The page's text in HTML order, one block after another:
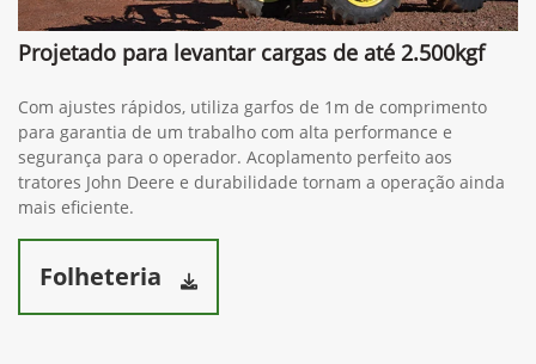
Projetado para levantar cargas de até 2.500kgf
Com ajustes rápidos, utiliza garfos de 1m de comprimento
para garantia de um trabalho com alta performance e
segurança para o operador. Acoplamento perfeito aos
tratores John Deere e durabilidade tornam a operação ainda
mais eficiente.
Folheteria